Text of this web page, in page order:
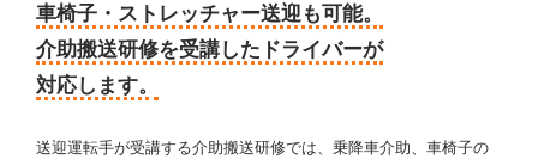
車椅子・ストレッチャー送迎も可能。
介助搬送研修を受講したドライバーが
対応します。
送迎運転手が受講する介助搬送研修では、乗降車介助、車椅子の